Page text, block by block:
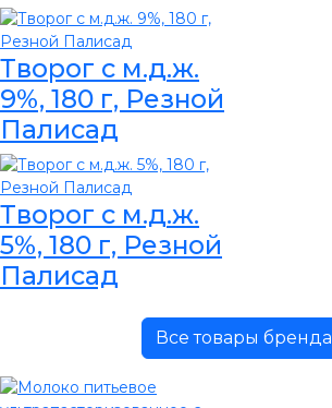
Творог с м.д.ж.
9%, 180 г, Резной
Палисад
Творог с м.д.ж.
5%, 180 г, Резной
Палисад
Все товары бренда